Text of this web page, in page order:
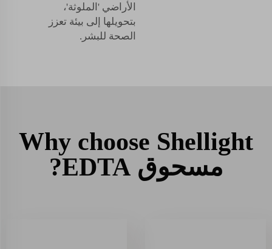
الأراضي 'الملوثة'،
بتحويلها إلى بيئة تعزز
الصحة للبشر.
Why choose Shellight
مسحوق EDTA?